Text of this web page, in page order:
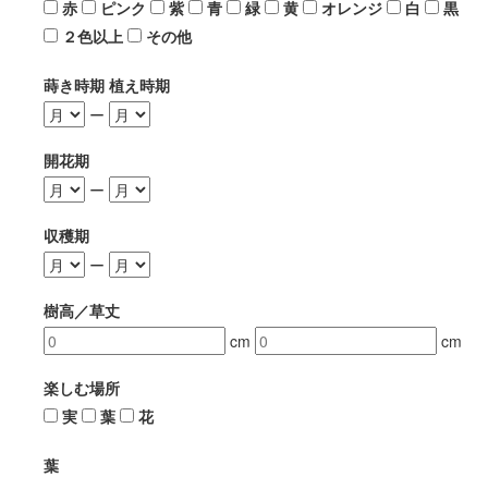
赤
ピンク 紫 青 緑 黄 オレンジ 白
黒
２色以上
その他
蒔き時期 植え時期
ー
開花期
ー
収穫期
ー
樹高／草丈
cm
cm
楽しむ場所
実
葉 花
葉